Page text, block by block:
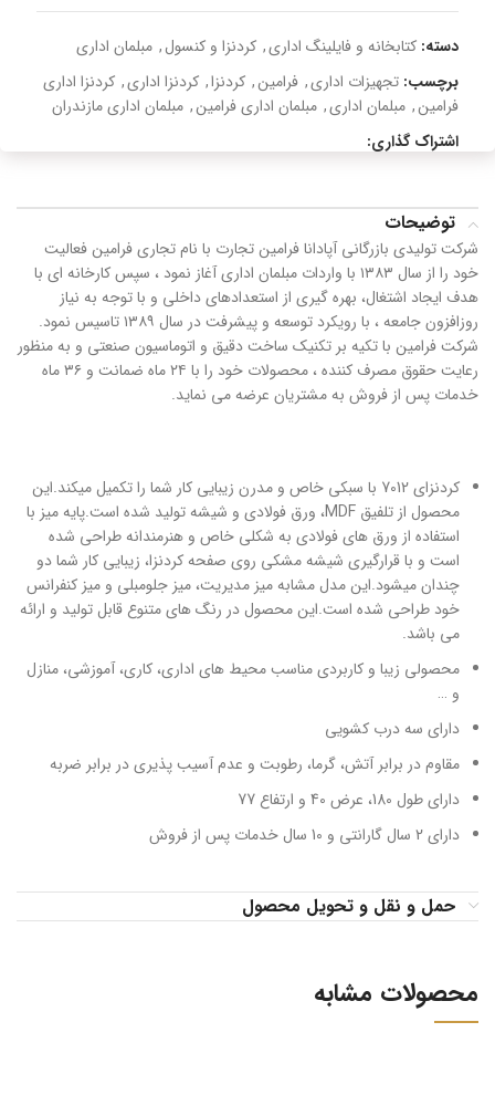
دسته: کتابخانه و فایلینگ اداری, کردنزا و کنسول, مبلمان اداری
برچسب: تجهیزات اداری, فرامین, کردنزا, کردنزا اداری, کردنزا اداری
فرامین, مبلمان اداری, مبلمان اداری فرامین, مبلمان اداری مازندران
اشتراک گذاری:
توضیحات
شرکت تولیدی بازرگانی آپادانا فرامین تجارت با نام تجاری فرامین فعالیت
خود را از سال ۱۳۸۳ با واردات مبلمان اداری آغاز نمود ، سپس کارخانه ای با
هدف ایجاد اشتغال، بهره گیری از استعدادهای داخلی و با توجه به نیاز
روزافزون جامعه ، با رویکرد توسعه و پیشرفت در سال ۱۳۸۹ تاسیس نمود.
شرکت فرامین با تکیه بر تکنیک ساخت دقیق و اتوماسیون صنعتی و به منظور
رعایت حقوق مصرف کننده ، محصولات خود را با ۲۴ ماه ضمانت و ۳۶ ماه
خدمات پس از فروش به مشتریان عرضه می نماید.
کردنزای 7012 با سبکی خاص و مدرن زیبایی کار شما را تکمیل میکند.این
محصول از تلفیق MDF، ورق فولادی و شیشه تولید شده است.پایه میز با
استفاده از ورق های فولادی به شکلی خاص و هنرمندانه طراحی شده
است و با قرارگیری شیشه مشکی روی صفحه کردنزا، زیبایی کار شما دو
چندان میشود.این مدل مشابه میز مدیریت، میز جلومبلی و میز کنفرانس
خود طراحی شده است.این محصول در رنگ های متنوع قابل تولید و ارائه
می باشد.
محصولی زیبا و کاربردی مناسب محیط های اداری، کاری، آموزشی، منازل
و …
دارای سه درب کشویی
مقاوم در برابر آتش، گرما، رطوبت و عدم آسیب پذیری در برابر ضربه
دارای طول 180، عرض 40 و ارتفاع 77
دارای 2 سال گارانتی و 10 سال خدمات پس از فروش
حمل و نقل و تحویل محصول
محصولات مشابه